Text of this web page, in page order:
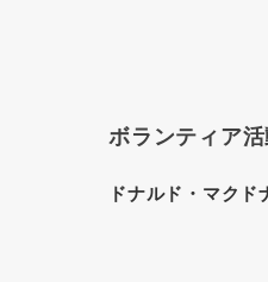
ボランティア活
ドナルド・マクド